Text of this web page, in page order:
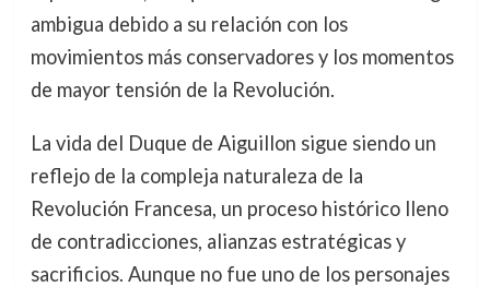
ambigua debido a su relación con los
movimientos más conservadores y los momentos
de mayor tensión de la Revolución.
La vida del Duque de Aiguillon sigue siendo un
reflejo de la compleja naturaleza de la
Revolución Francesa, un proceso histórico lleno
de contradicciones, alianzas estratégicas y
sacrificios. Aunque no fue uno de los personajes